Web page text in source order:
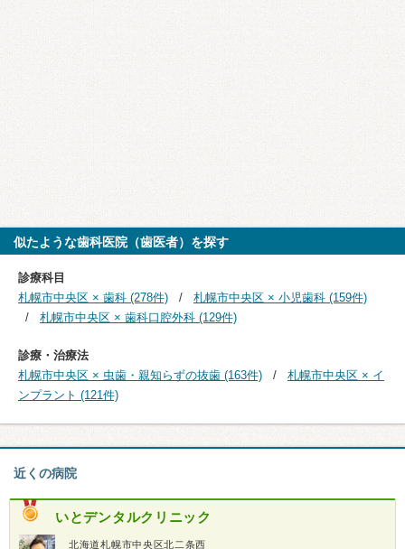
似たような歯科医院（歯医者）を探す
診療科目
札幌市中央区 × 歯科 (278件)
札幌市中央区 × 小児歯科 (159件)
札幌市中央区 × 歯科口腔外科 (129件)
診療・治療法
札幌市中央区 × 虫歯・親知らずの抜歯 (163件)
札幌市中央区 × イ
ンプラント (121件)
近くの病院
いとデンタルクリニック
北海道札幌市中央区北二条西